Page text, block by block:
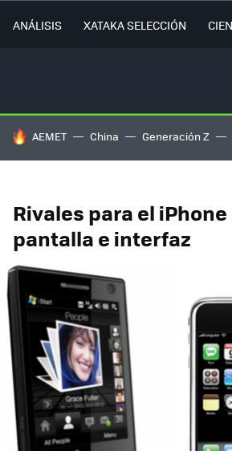
ANÁLISIS XATAKA SELECCIÓN
HOY SE HABLA DE
AEMET China Generación Z
Rivales para el
pantalla e interfaz